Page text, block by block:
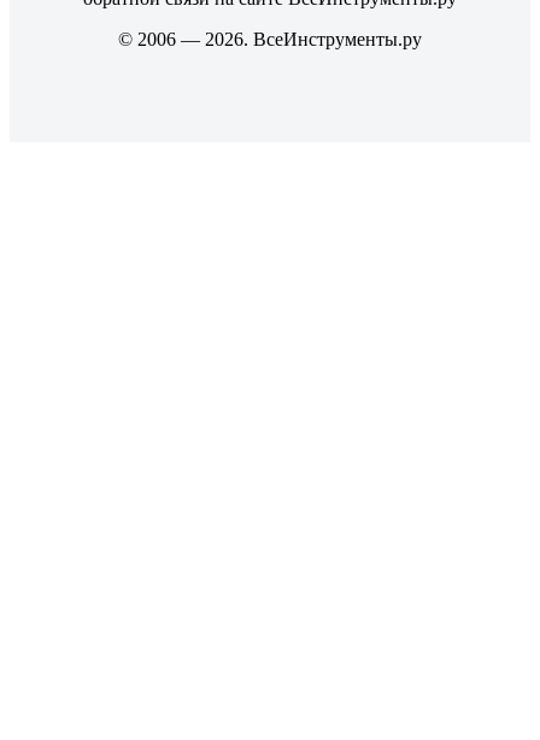
© 2006 — 2026. ВсеИнструменты.ру